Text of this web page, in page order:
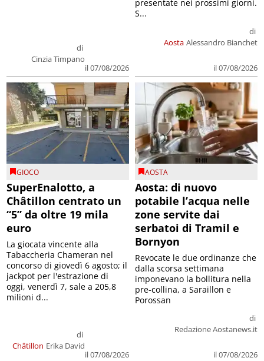
di
Cinzia Timpano
il 07/08/2026
Aosta
di
Alessandro Bianchet
il 07/08/2026
presentate nei prossimi giorni.
S...
GIOCO
SuperEnalotto, a
Châtillon centrato un
“5” da oltre 19 mila
euro
Châtillon
di
Erika David
il 07/08/2026
La giocata vincente alla
Tabaccheria Chameran nel
concorso di giovedì 6 agosto; il
jackpot per l'estrazione di
oggi, venerdì 7, sale a 205,8
milioni d...
AOSTA
Aosta: di nuovo
potabile l’acqua nelle
zone servite dai
serbatoi di Tramil e
Bornyon
di
Redazione Aostanews.it
il 07/08/2026
Revocate le due ordinanze che
dalla scorsa settimana
imponevano la bollitura nella
pre-collina, a Saraillon e
Porossan